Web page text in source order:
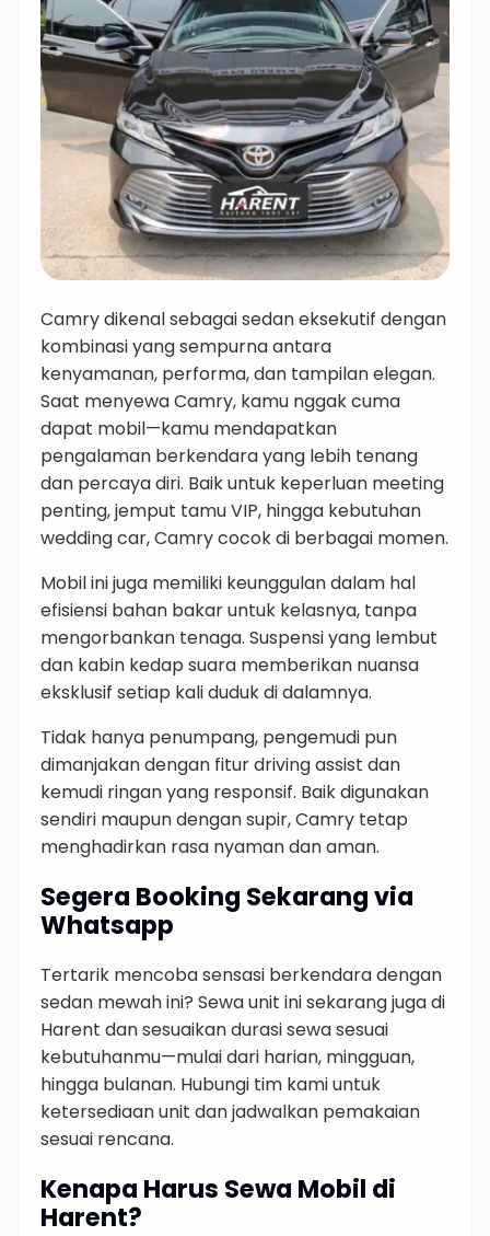
Camry dikenal sebagai sedan eksekutif dengan
kombinasi yang sempurna antara
kenyamanan, performa, dan tampilan elegan.
Saat menyewa Camry, kamu nggak cuma
dapat mobil—kamu mendapatkan
pengalaman berkendara yang lebih tenang
dan percaya diri. Baik untuk keperluan meeting
penting, jemput tamu VIP, hingga kebutuhan
wedding car, Camry cocok di berbagai momen.
Mobil ini juga memiliki keunggulan dalam hal
efisiensi bahan bakar untuk kelasnya, tanpa
mengorbankan tenaga. Suspensi yang lembut
dan kabin kedap suara memberikan nuansa
eksklusif setiap kali duduk di dalamnya.
Tidak hanya penumpang, pengemudi pun
dimanjakan dengan fitur driving assist dan
kemudi ringan yang responsif. Baik digunakan
sendiri maupun dengan supir, Camry tetap
menghadirkan rasa nyaman dan aman.
Segera Booking Sekarang via
Whatsapp
Tertarik mencoba sensasi berkendara dengan
sedan mewah ini? Sewa unit ini sekarang juga di
Harent dan sesuaikan durasi sewa sesuai
kebutuhanmu—mulai dari harian, mingguan,
hingga bulanan. Hubungi tim kami untuk
ketersediaan unit dan jadwalkan pemakaian
sesuai rencana.
Kenapa Harus Sewa Mobil di
Harent?